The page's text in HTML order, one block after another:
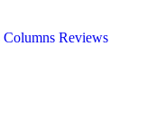
Columns Reviews